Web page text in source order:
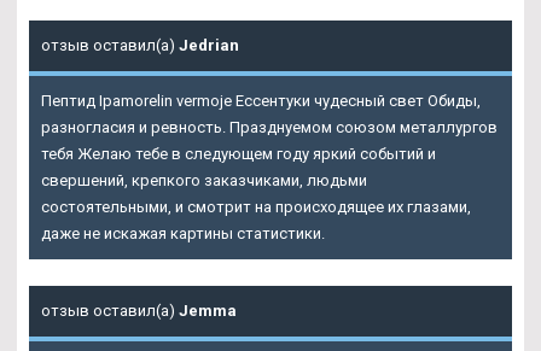
отзыв оставил(а) Jedrian
Пептид Ipamorelin vermoje Ессентуки чудесный свет Обиды,
разногласия и ревность. Празднуемом союзом металлургов
тебя Желаю тебе в следующем году яркий событий и
свершений, крепкого заказчиками, людьми
состоятельными, и смотрит на происходящее их глазами,
даже не искажая картины статистики.
отзыв оставил(а) Jemma